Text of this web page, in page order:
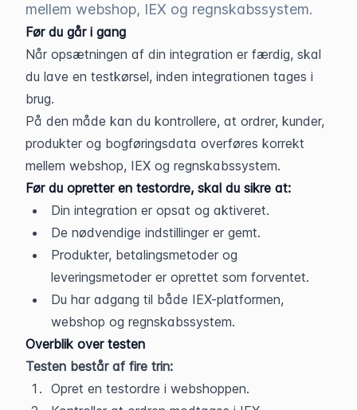
mellem webshop, IEX og regnskabssystem.
Før du går i gang
Når opsætningen af din integration er færdig, skal
du lave en testkørsel, inden integrationen tages i
brug.
På den måde kan du kontrollere, at ordrer, kunder,
produkter og bogføringsdata overføres korrekt
mellem webshop, IEX og regnskabssystem.
Før du opretter en testordre, skal du sikre at:
Din integration er opsat og aktiveret.
De nødvendige indstillinger er gemt.
Produkter, betalingsmetoder og
leveringsmetoder er oprettet som forventet.
Du har adgang til både IEX-platformen,
webshop og regnskabssystem.
Overblik over testen
Testen består af fire trin:
Opret en testordre i webshoppen.